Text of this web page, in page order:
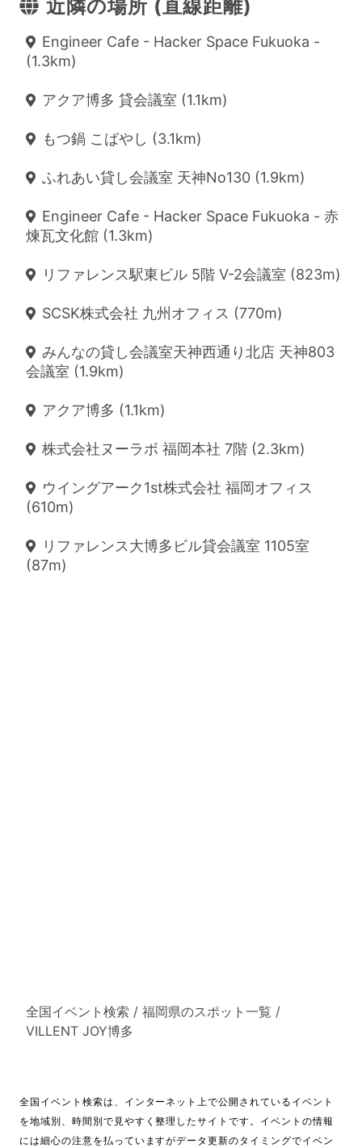
近隣の場所 (直線距離)
Engineer Cafe - Hacker Space Fukuoka -
(1.3km)
アクア博多 貸会議室 (1.1km)
もつ鍋 こばやし (3.1km)
ふれあい貸し会議室 天神No130 (1.9km)
Engineer Cafe - Hacker Space Fukuoka - 赤
煉瓦文化館 (1.3km)
リファレンス駅東ビル 5階 V-2会議室 (823m)
SCSK株式会社 九州オフィス (770m)
みんなの貸し会議室天神西通り北店 天神803
会議室 (1.9km)
アクア博多 (1.1km)
株式会社ヌーラボ 福岡本社 7階 (2.3km)
ウイングアーク1st株式会社 福岡オフィス
(610m)
リファレンス大博多ビル貸会議室 1105室
(87m)
全国イベント検索 / 福岡県のスポット一覧 /
VILLENT JOY博多
全国イベント検索は、インターネット上で公開されているイベント
を地域別、時間別で見やすく整理したサイトです。イベントの情報
には細心の注意を払っていますがデータ更新のタイミングでイベン